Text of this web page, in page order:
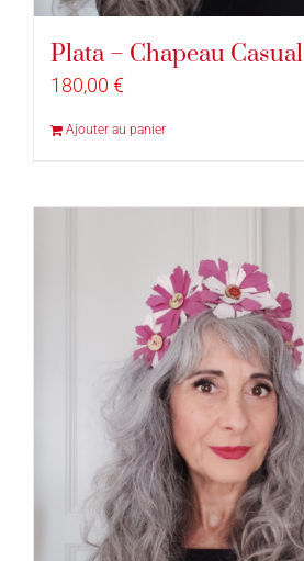
Plata – Chapeau Casual
180,00 €
Ajouter au panier